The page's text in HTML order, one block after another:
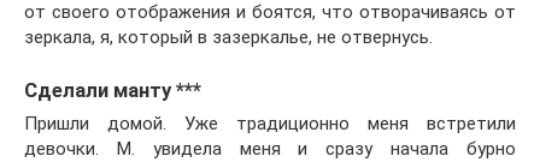
от своего отображения и боятся, что отворачиваясь от
зеркала, я, который в зазеркалье, не отвернусь.
Сделали манту ***
Пришли домой. Уже традиционно меня встретили
девочки. М. увидела меня и сразу начала бурно